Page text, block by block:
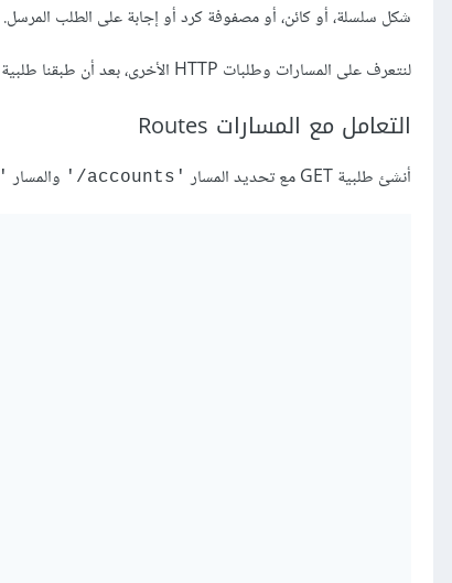
شكل سلسلة، أو كائن، أو مصفوفة كرد أو إجابة على الطلب المرسل.
لنتعرف على المسارات وطلبات HTTP الأخرى، بعد أن طبقنا طلبية GET.
التعامل مع المسارات Routes
أنشئ طلبية GET مع تحديد المسار '‎/accounts' والمسار '‎/accounts/:id'